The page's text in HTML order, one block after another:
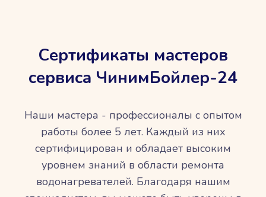
Сертификаты мастеров
сервиса ЧинимБойлер-24
Наши мастера - профессионалы с опытом
работы более 5 лет. Каждый из них
сертифицирован и обладает высоким
уровнем знаний в области ремонта
водонагревателей. Благодаря нашим